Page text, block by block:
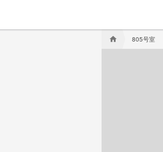
home 805号室